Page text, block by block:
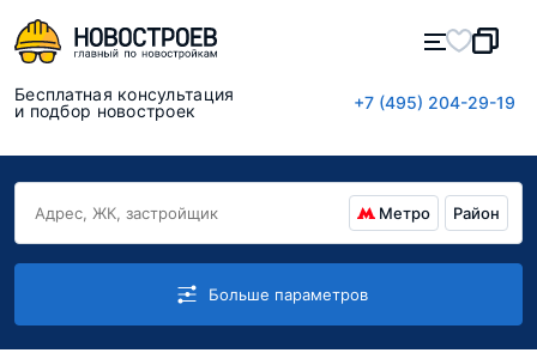
Бесплатная консультация
и подбор новостроек
+7 (495) 204-29-19
Метро Район
Больше параметров